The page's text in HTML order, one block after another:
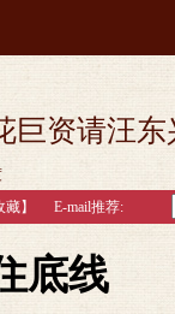
巨资请汪
藏】 E-mail推荐:
底线